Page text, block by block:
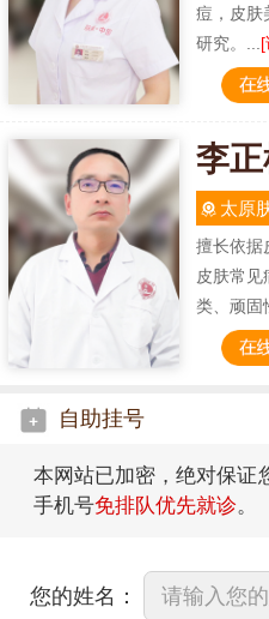
痘，皮肤
研究。... [
李
太原
擅长依据
皮肤常见
类、顽固
自助挂号
本网站已加密，绝对保证
手机号免排队优先就诊。
您的姓名：